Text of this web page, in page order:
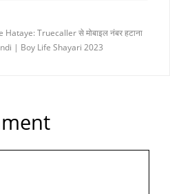
Truecaller से मोबाइल नंबर हटाना
| Boy Life Shayari 2023